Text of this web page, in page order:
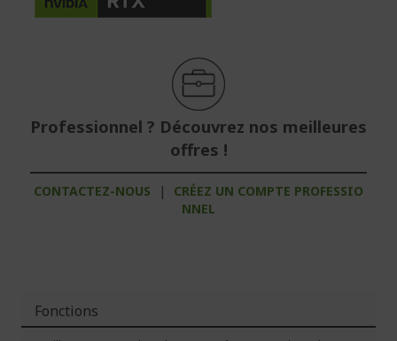
Professionnel ? Découvrez nos meilleures
offres !
CONTACTEZ-NOUS |
CRÉEZ UN COMPTE PROFESSIO
NNEL
Fonctions